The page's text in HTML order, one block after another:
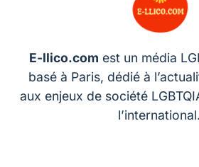
E-llico.com est un média
basé à Paris, dédié à
aux enjeux de société
l’international.